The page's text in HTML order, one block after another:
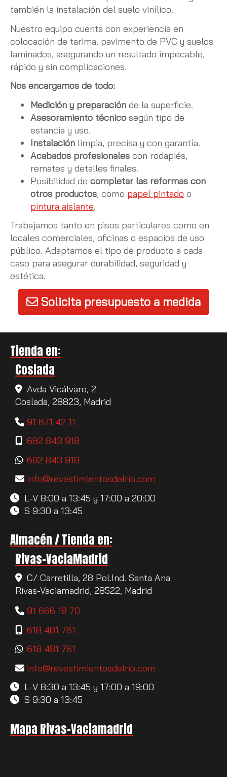
también la instalación del suelo vinílico.
Nuestro equipo cuenta con experiencia en
colocación de tarima, pavimento de PVC y suelos
laminados, asegurando un resultado impecable,
rápido y sin complicaciones.
Nos encargamos de todo:
Medición y preparación de la superficie.
Asesoramiento técnico según tipo de
estancia y uso.
Instalación limpia, precisa y con garantía.
Acabados profesionales con rodapiés,
remates y detalles finales.
Posibilidad de completar las reformas con
otros productos, como papel pintado o
pintura aislante.
Trabajamos tanto en pisos particulares como en
locales comerciales, oficinas o espacios de uso
público. Adaptamos el tipo de producto a cada
caso para asegurar durabilidad, seguridad y
estética.
Solicita presupuesto a medida
Tienda en:
Coslada
Avda Vicálvaro, 2
Coslada, 28823, Madrid
91 671 42 11
682 843 918
682 843 918
info
revestimientosdelrio.com
L-V 8:00 a 13:45 y 17:00 a 20:00
S 9:30 a 13:45
Almacén / Tienda en:
Rivas-VaciaMadrid
C/ Carretilla, 28 Pol.Ind. Santa Ana
Rivas-Vaciamadrid, 28522, Madrid
91 666 18 70
618 481 761
618 481 761
info
revestimientosdelrio.com
L-V 8:30 a 13:45 y 17:00 a 19:00
S 9:30 a 13:45
Mapa Rivas-Vaciamadrid